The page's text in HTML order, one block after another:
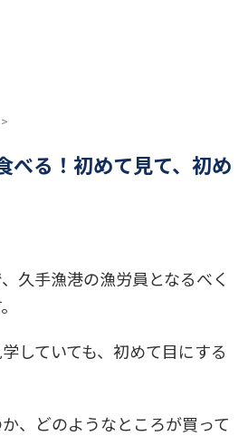
>
べる！初めて見て、初め
久手漁港の漁労員となるべく
していても、初めて目にする
、どのようなところが買って